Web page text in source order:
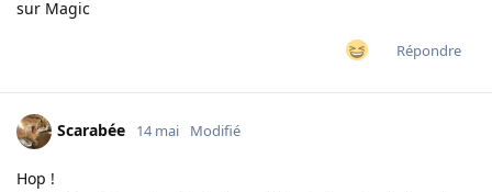
sur Magic
Répondre
Scarabée 14 mai Modifié
Hop !